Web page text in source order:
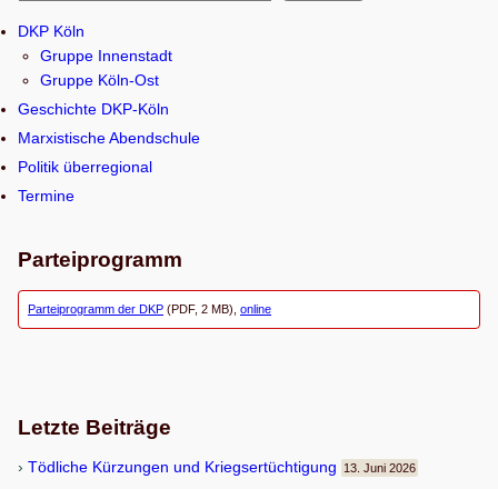
h
e
n
DKP Köln
Gruppe Innenstadt
Gruppe Köln-Ost
Geschichte DKP-Köln
Marxistische Abendschule
Politik überregional
Termine
Parteiprogramm
Parteiprogramm der DKP (PDF, 2 MB), online
Letzte Beiträge
Töd­li­che Kür­zun­gen und Kriegsertüchtigung 13. Juni 2026